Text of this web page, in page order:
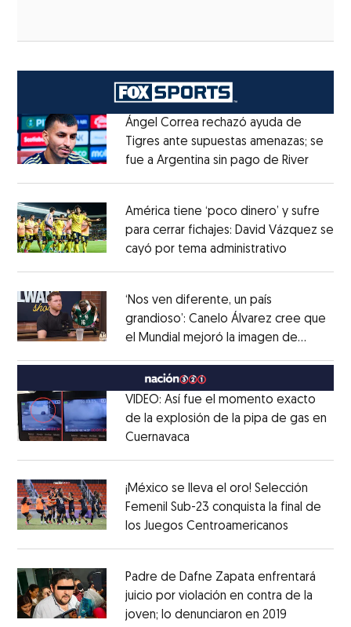
Ángel Correa rechazó ayuda de
Tigres ante supuestas amenazas; se
fue a Argentina sin pago de RiverOpens
América tiene ‘poco dinero’ y sufre
para cerrar fichajes: David Vázquez se
cayó por tema administrativo
‘Nos ven diferente, un país
grandioso’: Canelo Álvarez cree que
el Mundial mejoró la imagen de
MéxicoOpens in new window
VIDEO: Así fue el momento exacto
de la explosión de la pipa de gas en
Cuernavaca
¡México se lleva el oro! Selección
Femenil Sub-23 conquista la final de
los Juegos Centroamericanos
Padre de Dafne Zapata enfrentará
juicio por violación en contra de la
joven; lo denunciaron en 2019